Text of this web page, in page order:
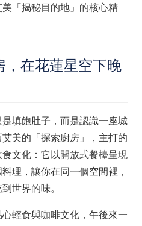
「揭秘目的地」的核心精
，在花蓮星空下晚
填飽肚子，而是認識一座城
美的「探索廚房」，主打的
文化：它以開放式餐檯呈現
理，讓你在同一個空間裡，
世界的味。
輕食與咖啡文化，午後來一